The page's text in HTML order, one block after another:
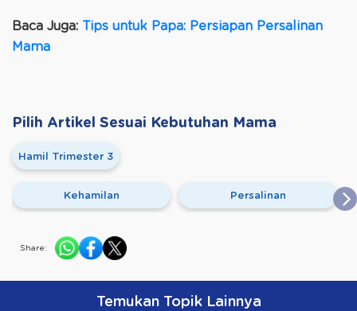
Baca Juga: Tips untuk Papa: Persiapan Persalinan
Mama
Pilih Artikel Sesuai Kebutuhan Mama
Hamil Trimester 3
Kehamilan Persalinan
Share:
Temukan Topik Lainnya